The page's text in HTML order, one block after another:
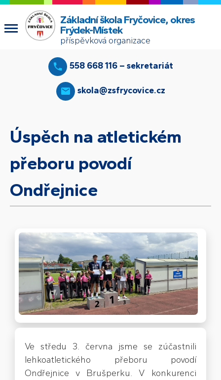
Základní škola Fryčovice, okres
Frýdek-Místek
příspěvková organizace
558 668 116 – sekretariát
skola@zsfrycovice.cz
Úspěch na atletickém
přeboru povodí
Ondřejnice
Ve středu 3. června jsme se zúčastnili
lehkoatletického přeboru povodí
Ondřejnice v Brušperku. V konkurenci